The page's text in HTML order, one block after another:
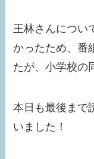
王林さんについ
かったため、番
たが、小学校の
本日も最後まで
いました！